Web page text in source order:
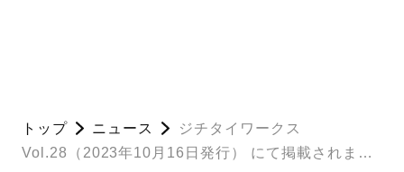
トップ ニュース
ジチタイワークス
Vol.28（2023年10月16日発行） にて掲載されまし